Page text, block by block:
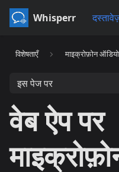
Whisperr
विशेषताएँ माइक्रोफ़ोन
इस पेज पर
वेब ऐप पर